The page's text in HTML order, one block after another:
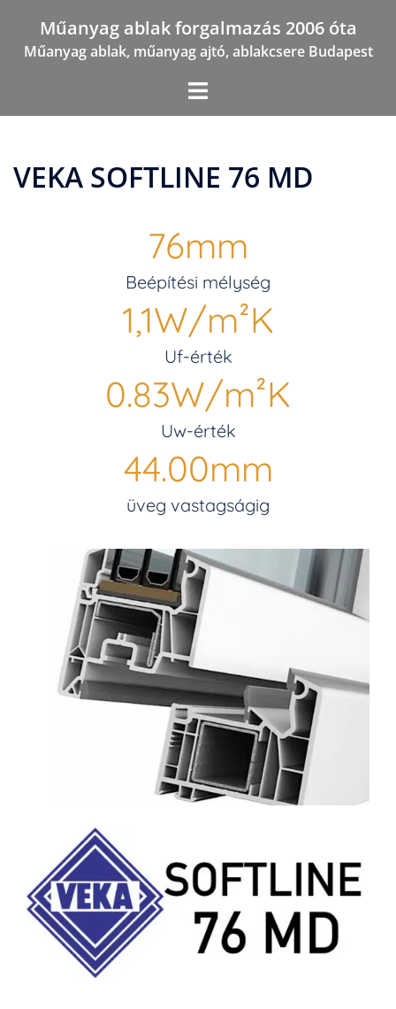
content
Műanyag ablak forgalmazás 2006 óta
Műanyag ablak, műanyag ajtó, ablakcsere Budapest
VEKA SOFTLINE 76 MD
76mm
Beépítési mélység
1,1W/m²K
Uf-érték
0.83W/m²K
Uw-érték
44.00mm
üveg vastagságig